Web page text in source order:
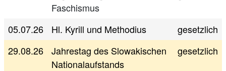
Faschismus
05.07.26 Hl. Kyrill und Methodius
gesetzlich
29.08.26
Jahrestag des Slowakischen
Nationalaufstands
gesetzlich